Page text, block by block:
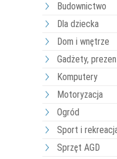
Budownictwo
Dla dziecka
Dom i wnętrze
Gadżety,
Komputery
Motoryzacja
Ogród
Sport i
Sprzęt AGD